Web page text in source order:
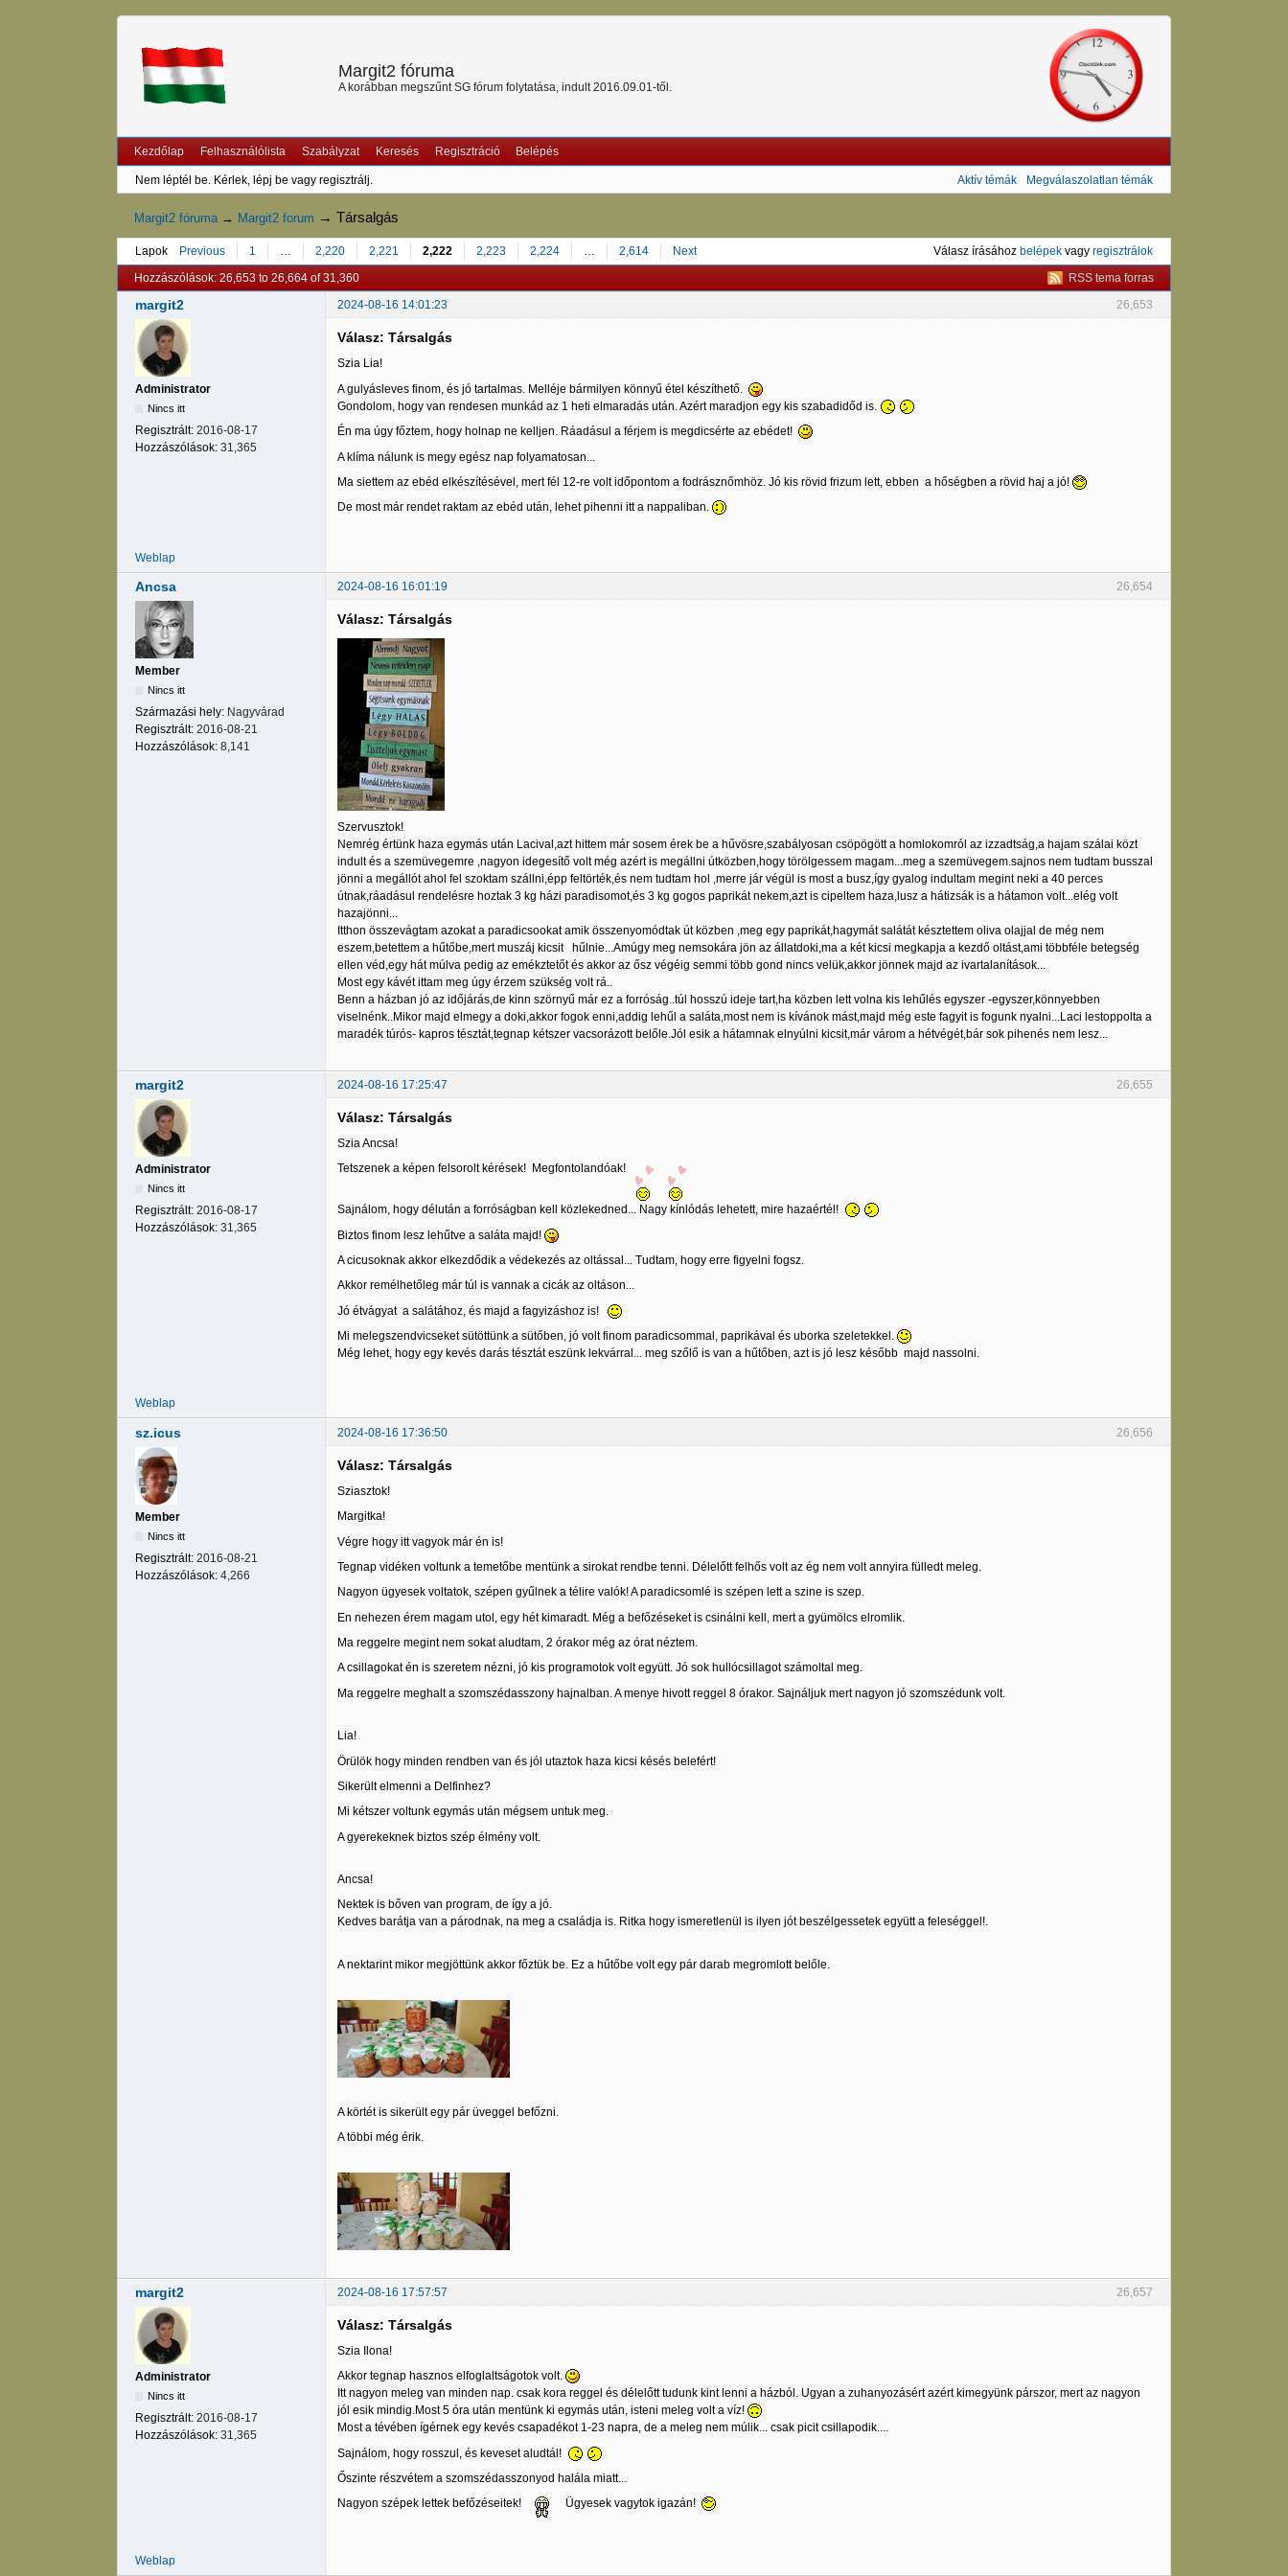
Margit2 fóruma
A korábban megszűnt SG fórum folytatása, indult 2016.09.01-től.
Kezdőlap Felhasználólista Szabályzat Keresés Regisztráció Belépés
Nem léptél be. Kérlek, lépj be vagy regisztrálj. Aktív témák Megválaszolatlan témák
Margit2 fóruma → Margit2 forum →Társalgás
Lapok Previous 1 … 2,220 2,221 2,222 2,223 2,224 … 2,614 Next Válasz írásához belépek vagy regisztrálok
RSS tema forras
Hozzászólások: 26,653 to 26,664 of 31,360
26,653
margit2 2024-08-16 14:01:23
Administrator
Nincs itt
Regisztrált: 2016-08-17
Hozzászólások: 31,365
Válasz: Társalgás
Szia Lia!
A gulyásleves finom, és jó tartalmas. Melléje bármilyen könnyű étel készíthető.
Gondolom, hogy van rendesen munkád az 1 heti elmaradás után. Azért maradjon egy kis szabadidőd is.
Én ma úgy főztem, hogy holnap ne kelljen. Ráadásul a férjem is megdicsérte az ebédet!
A klíma nálunk is megy egész nap folyamatosan...
Ma siettem az ebéd elkészítésével, mert fél 12-re volt időpontom a fodrásznőmhöz. Jó kis rövid frizum lett, ebben a hőségben a rövid haj a jó!
De most már rendet raktam az ebéd után, lehet pihenni itt a nappaliban.
Weblap
26,654
Ancsa 2024-08-16 16:01:19
Member
Nincs itt
Származási hely: Nagyvárad
Regisztrált: 2016-08-21
Hozzászólások: 8,141
Válasz: Társalgás
Szervusztok!
Nemrég értünk haza egymás után Lacival,azt hittem már sosem érek be a hűvösre,szabályosan csöpögött a homlokomról az izzadtság,a hajam szálai közt
indult és a szemüvegemre ,nagyon idegesítő volt még azért is megállni útközben,hogy törölgessem magam...meg a szemüvegem.sajnos nem tudtam busszal
jönni a megállót ahol fel szoktam szállni,épp feltörték,és nem tudtam hol ,merre jár végül is most a busz,így gyalog indultam megint neki a 40 perces
útnak,ráadásul rendelésre hoztak 3 kg házi paradisomot,és 3 kg gogos paprikát nekem,azt is cipeltem haza,lusz a hátizsák is a hátamon volt...elég volt
hazajönni...
Itthon összevágtam azokat a paradicsookat amik összenyomódtak út közben ,meg egy paprikát,hagymát salátát késztettem oliva olajjal de még nem
eszem,betettem a hűtőbe,mert muszáj kicsit hűlnie...Amúgy meg nemsokára jön az állatdoki,ma a két kicsi megkapja a kezdő oltást,ami többféle betegség
ellen véd,egy hát múlva pedig az emékztetőt és akkor az ősz végéig semmi több gond nincs velük,akkor jönnek majd az ivartalanítások...
Most egy kávét ittam meg úgy érzem szükség volt rá..
Benn a házban jó az időjárás,de kinn szörnyű már ez a forróság..túl hosszú ideje tart,ha közben lett volna kis lehűlés egyszer -egyszer,könnyebben
viselnénk..Mikor majd elmegy a doki,akkor fogok enni,addig lehűl a saláta,most nem is kívánok mást,majd még este fagyit is fogunk nyalni...Laci lestoppolta a
maradék túrós- kapros tésztát,tegnap kétszer vacsorázott belőle.Jól esik a hátamnak elnyúlni kicsit,már várom a hétvégét,bár sok pihenés nem lesz...
26,655
margit2 2024-08-16 17:25:47
Administrator
Nincs itt
Regisztrált: 2016-08-17
Hozzászólások: 31,365
Válasz: Társalgás
Szia Ancsa!
Tetszenek a képen felsorolt kérések! Megfontolandóak!
Sajnálom, hogy délután a forróságban kell közlekedned... Nagy kínlódás lehetett, mire hazaértél!
Biztos finom lesz lehűtve a saláta majd!
A cicusoknak akkor elkezdődik a védekezés az oltással... Tudtam, hogy erre figyelni fogsz.
Akkor remélhetőleg már túl is vannak a cicák az oltáson...
Jó étvágyat a salátához, és majd a fagyizáshoz is!
Mi melegszendvicseket sütöttünk a sütőben, jó volt finom paradicsommal, paprikával és uborka szeletekkel.
Még lehet, hogy egy kevés darás tésztát eszünk lekvárral... meg szőlő is van a hűtőben, azt is jó lesz később majd nassolni.
Weblap
26,656
sz.icus 2024-08-16 17:36:50
Member
Nincs itt
Regisztrált: 2016-08-21
Hozzászólások: 4,266
Válasz: Társalgás
Sziasztok!
Margitka!
Végre hogy itt vagyok már én is!
Tegnap vidéken voltunk a temetőbe mentünk a sirokat rendbe tenni. Délelőtt felhős volt az ég nem volt annyira fülledt meleg.
Nagyon ügyesek voltatok, szépen gyűlnek a télire valók! A paradicsomlé is szépen lett a szine is szep.
En nehezen érem magam utol, egy hét kimaradt. Még a befőzéseket is csinálni kell, mert a gyümölcs elromlik.
Ma reggelre megint nem sokat aludtam, 2 órakor még az órat néztem.
A csillagokat én is szeretem nézni, jó kis programotok volt együtt. Jó sok hullócsillagot számoltal meg.
Ma reggelre meghalt a szomszédasszony hajnalban. A menye hivott reggel 8 órakor. Sajnáljuk mert nagyon jó szomszédunk volt.
Lia!
Örülök hogy minden rendben van és jól utaztok haza kicsi késés belefért!
Sikerült elmenni a Delfinhez?
Mi kétszer voltunk egymás után mégsem untuk meg.
A gyerekeknek biztos szép élmény volt.
Ancsa!
Nektek is bőven van program, de így a jó.
Kedves barátja van a párodnak, na meg a családja is. Ritka hogy ismeretlenül is ilyen jót beszélgessetek együtt a feleséggel!.
A nektarint mikor megjöttünk akkor főztük be. Ez a hűtőbe volt egy pár darab megromlott belőle.
A körtét is sikerült egy pár üveggel befőzni.
A többi még érik.
26,657
margit2 2024-08-16 17:57:57
Administrator
Nincs itt
Regisztrált: 2016-08-17
Hozzászólások: 31,365
Válasz: Társalgás
Szia Ilona!
Akkor tegnap hasznos elfoglaltságotok volt.
Itt nagyon meleg van minden nap. csak kora reggel és délelőtt tudunk kint lenni a házból. Ugyan a zuhanyozásért azért kimegyünk párszor, mert az nagyon
jól esik mindig.Most 5 óra után mentünk ki egymás után, isteni meleg volt a víz!
Most a tévében ígérnek egy kevés csapadékot 1-23 napra, de a meleg nem múlik... csak picit csillapodik....
Sajnálom, hogy rosszul, és keveset aludtál!
Őszinte részvétem a szomszédasszonyod halála miatt...
Nagyon szépek lettek befőzéseitek!
Ügyesek vagytok igazán!
Weblap